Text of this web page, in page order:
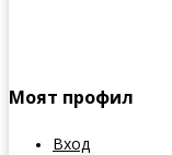
Моят профил
Вход